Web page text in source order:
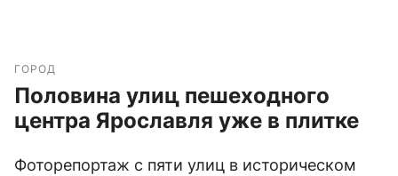
ГОРОД
Половина улиц пешеходного
центра Ярославля уже в плитке
Фоторепортаж с пяти улиц в историческом